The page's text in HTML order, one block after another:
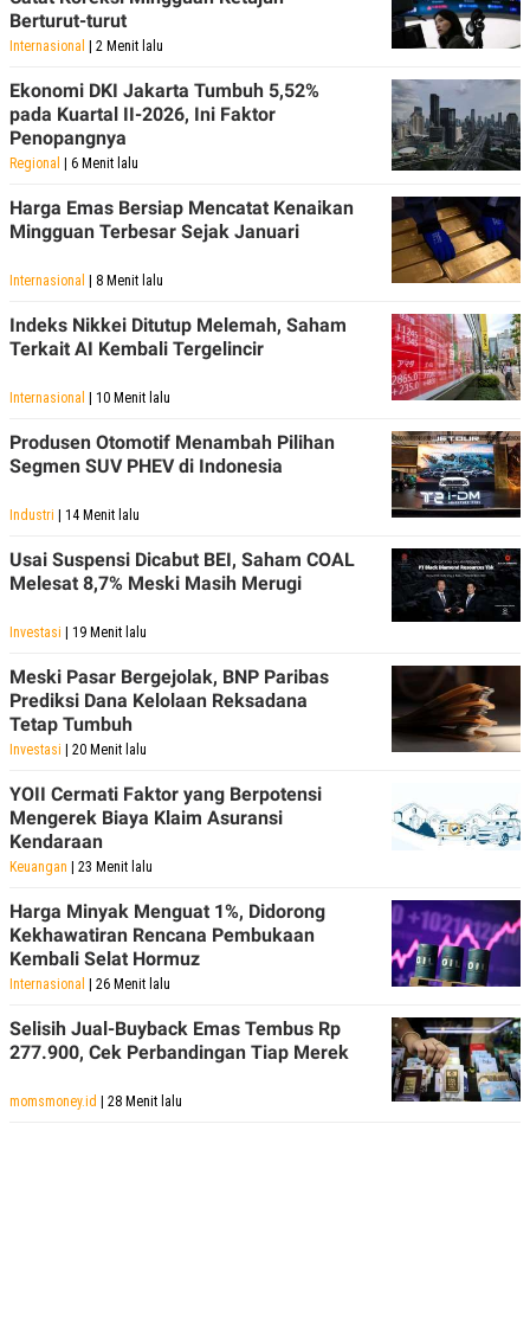
Berturut-turut
Internasional | 2 Menit lalu
Ekonomi DKI Jakarta Tumbuh 5,52%
pada Kuartal II-2026, Ini Faktor
Penopangnya
Regional | 6 Menit lalu
Harga Emas Bersiap Mencatat Kenaikan
Mingguan Terbesar Sejak Januari
Internasional | 8 Menit lalu
Indeks Nikkei Ditutup Melemah, Saham
Terkait AI Kembali Tergelincir
Internasional | 10 Menit lalu
Produsen Otomotif Menambah Pilihan
Segmen SUV PHEV di Indonesia
Industri | 14 Menit lalu
Usai Suspensi Dicabut BEI, Saham COAL
Melesat 8,7% Meski Masih Merugi
Investasi | 19 Menit lalu
Meski Pasar Bergejolak, BNP Paribas
Prediksi Dana Kelolaan Reksadana
Tetap Tumbuh
Investasi | 20 Menit lalu
YOII Cermati Faktor yang Berpotensi
Mengerek Biaya Klaim Asuransi
Kendaraan
Keuangan | 23 Menit lalu
Harga Minyak Menguat 1%, Didorong
Kekhawatiran Rencana Pembukaan
Kembali Selat Hormuz
Internasional | 26 Menit lalu
Selisih Jual-Buyback Emas Tembus Rp
277.900, Cek Perbandingan Tiap Merek
momsmoney.id | 28 Menit lalu